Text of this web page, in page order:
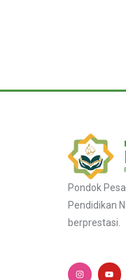
Pondok
Pendidikan
berprestasi.